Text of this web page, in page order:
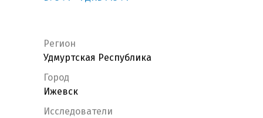
Регион
Удмуртская Республика
Город
Ижевск
Исследователи